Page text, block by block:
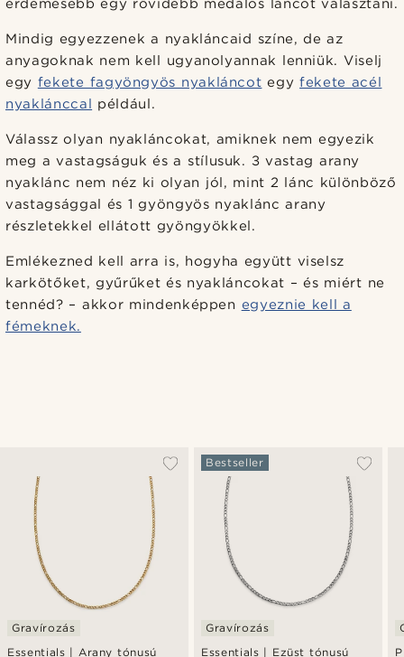
érdemesebb egy rövidebb medálos láncot választani.
Mindig egyezzenek a nyakláncaid színe, de az
anyagoknak nem kell ugyanolyannak lenniük. Viselj
egy fekete fagyöngyös nyakláncot egyfekete acél
nyaklánccal például.
Válassz olyan nyakláncokat, amiknek nem egyezik
meg a vastagságuk és a stílusuk. 3 vastag arany
nyaklánc nem néz ki olyan jól, mint 2 lánc különböző
vastagsággal és 1 gyöngyös nyaklánc arany
részletekkel ellátott gyöngyökkel.
Emlékezned kell arra is, hogyha együtt viselsz
karkötőket, gyűrűket és nyakláncokat – és miért ne
tennéd? – akkor mindenképpen egyeznie kell a
fémeknek.
Essentials | Arany tónusú
Gravírozás
Essentials | Ezüst tónusú
Bestseller
Gravírozás